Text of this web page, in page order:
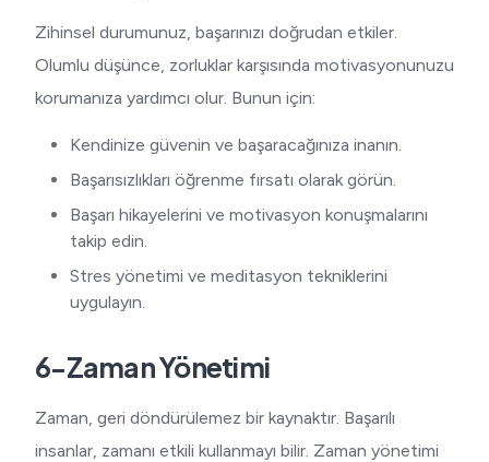
Zihinsel durumunuz, başarınızı doğrudan etkiler.
Olumlu düşünce, zorluklar karşısında motivasyonunuzu
korumanıza yardımcı olur. Bunun için:
Kendinize güvenin ve başaracağınıza inanın.
Başarısızlıkları öğrenme fırsatı olarak görün.
Başarı hikayelerini ve motivasyon konuşmalarını
takip edin.
Stres yönetimi ve meditasyon tekniklerini
uygulayın.
6-Zaman Yönetimi
Zaman, geri döndürülemez bir kaynaktır. Başarılı
insanlar, zamanı etkili kullanmayı bilir. Zaman yönetimi